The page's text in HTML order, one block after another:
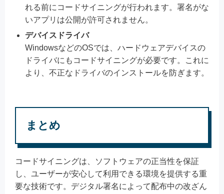
れる前にコードサイニングが行われます。署名がな
いアプリは公開が許可されません。
デバイスドライバ
WindowsなどのOSでは、ハードウェアデバイスの
ドライバにもコードサイニングが必要です。これに
より、不正なドライバのインストールを防ぎます。
まとめ
コードサイニングは、ソフトウェアの正当性を保証
し、ユーザーが安心して利用できる環境を提供する重
要な技術です。デジタル署名によって配布中の改ざん